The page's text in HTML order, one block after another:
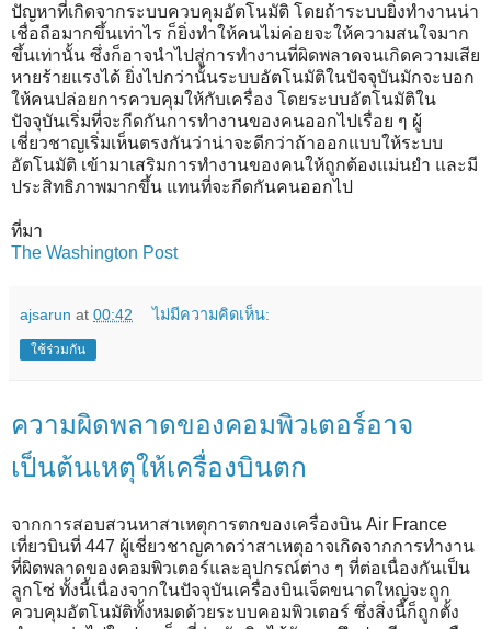
ปัญหาที่เกิดจากระบบควบคุมอัตโนมัติ โดยถ้าระบบยิ่งทำงานน่า
เชื่อถือมากขึ้นเท่าไร ก็ยิ่งทำให้คนไม่ค่อยจะให้ความสนใจมาก
ขึ้นเท่านั้น ซึ่งก็อาจนำไปสู่การทำงานที่ผิดพลาดจนเกิดความเสีย
หายร้ายแรงได้ ยิ่งไปกว่านั้นระบบอัตโนมัติในปัจจุบันมักจะบอก
ให้คนปล่อยการควบคุมให้กับเครื่อง โดยระบบอัตโนมัติใน
ปัจจุบันเริ่มที่จะกีดกันการทำงานของคนออกไปเรื่อย ๆ ผู้
เชี่ยวชาญเริ่มเห็นตรงกันว่าน่าจะดีกว่าถ้าออกแบบให้ระบบ
อัตโนมัติ เข้ามาเสริมการทำงานของคนให้ถูกต้องแม่นยำ และมี
ประสิทธิภาพมากขึ้น แทนที่จะกีดกันคนออกไป
ที่มา
The Washington Post
ajsarun at 00:42 ไม่มีความคิดเห็น:
ใช้ร่วมกัน
ความผิดพลาดของคอมพิวเตอร์อาจ
เป็นต้นเหตุให้เครื่องบินตก
จากการสอบสวนหาสาเหตุการตกของเครื่องบิน Air France
เที่ยวบินที่ 447 ผู้เชี่ยวชาญคาดว่าสาเหตุอาจเกิดจากการทำงาน
ที่ผิดพลาดของคอมพิวเตอร์และอุปกรณ์ต่าง ๆ ที่ต่อเนื่องกันเป็น
ลูกโซ่ ทั้งนี้เนื่องจากในปัจจุบันเครื่องบินเจ็ตขนาดใหญ่จะถูก
ควบคุมอัตโนมัติทั้งหมดด้วยระบบคอมพิวเตอร์ ซึ่งสิ่งนี้ก็ถูกตั้ง